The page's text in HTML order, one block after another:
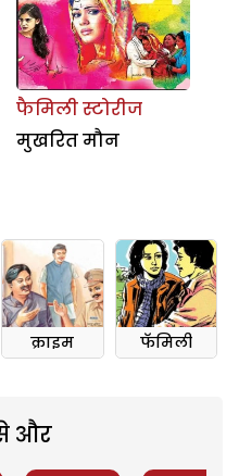
फैमिली स्टोरीज
मुखरित मौन
क्राइम फॅमिली
और